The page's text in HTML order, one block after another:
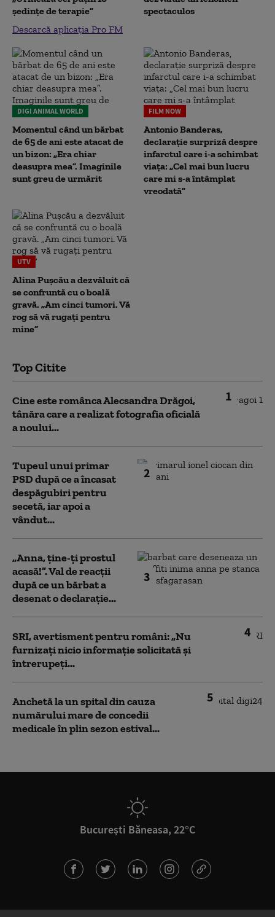
ședințe de terapie”
Descarcă aplicația Pro FM
spectaculos
DIGI ANIMAL WORLD
Momentul când un bărbat
de 65 de ani este atacat de
un bizon: „Era chiar
deasupra mea”. Imaginile
sunt greu de urmărit
FILM NOW
Antonio Banderas,
declarație surpriză despre
infarctul care i-a schimbat
viața: „Cel mai bun lucru
care mi s-a întâmplat
vreodată”
UTV
Alina Pușcău a dezvăluit că
se confruntă cu o boală
gravă. „Am cinci tumori. Vă
rog să vă rugați pentru
mine”
Top Citite
1
Cine este românca Alecsandra Drăgoi,
tânăra care a realizat fotografia oficială
a noului...
2
Tupeul unui primar
PSD după ce a încasat
despăgubiri pentru
secetă, iar apoi a
vândut...
3
„Anna, ţine-ţi prostul
acasă!”. Val de reacții
după ce un bărbat a
desenat o declarație...
4
SRI, avertisment pentru români: „Nu
furnizați nicio informație solicitată și
întrerupeți...
5
Anchetă la un spital din cauza
numărului mare de concedii
medicale în plin sezon estival...
București Băneasa, 22°C